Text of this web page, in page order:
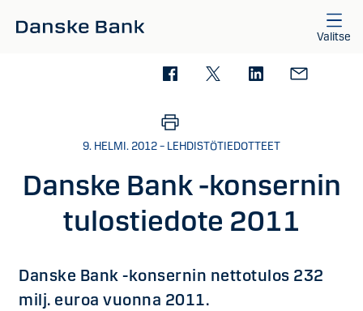
Valitse
9. HELMI. 2012 – LEHDISTÖTIEDOTTEET
Danske Bank -konsernin
tulostiedote 2011
Danske Bank -konsernin nettotulos 232
milj. euroa vuonna 2011.